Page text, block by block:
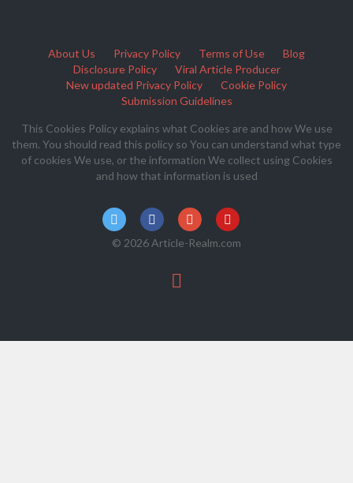
About Us Privacy Policy Terms of Use
Blog
Disclosure Policy
Viral Article Producer
New updated Privacy Policy
Cookie Policy
Submission Guidelines
This Cookies Policy explains what Cookies are and how We use
them. You should read this policy so You can understand what type
of cookies We use, or the information We collect using Cookies
and how that information is used
© 2026 Article-Realm.com